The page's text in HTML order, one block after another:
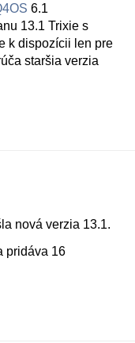
6.1
13.1 Trixie s
k dispozícii len pre
staršia verzia
nová verzia 13.1.
pridáva 16